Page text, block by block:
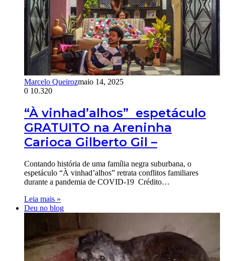
Marcelo Queirozmaio 14, 2025
0 10.320
“À vinhad’alhos” espetáculo
GRATUITO na Areninha
Carioca Gilberto Gil –
Contando história de uma família negra suburbana, o
espetáculo “À vinhad’alhos” retrata conflitos familiares
durante a pandemia de COVID-19 Crédito…
Leia mais »
Deu no blog